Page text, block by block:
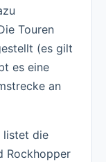
Touren
(es gilt
es eine
an
listet die
Rockhopper